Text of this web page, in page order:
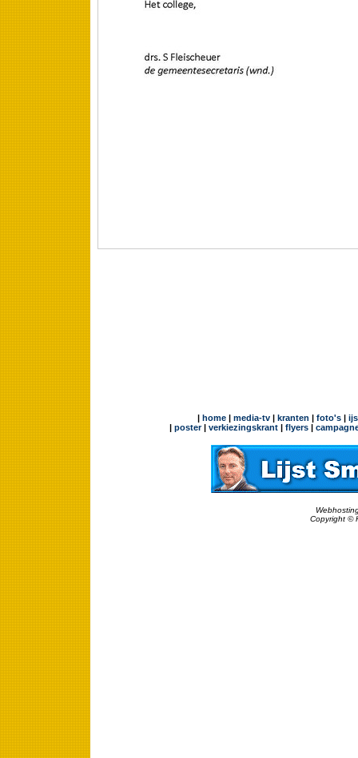
| home| media-tv| kranten | foto's|
| poster| verkiezingskrant | flyers |
Copyright ©